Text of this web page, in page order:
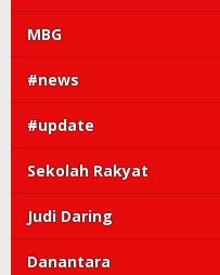
MBG
#news
#update
Sekolah Rakyat
Judi Daring
Danantara